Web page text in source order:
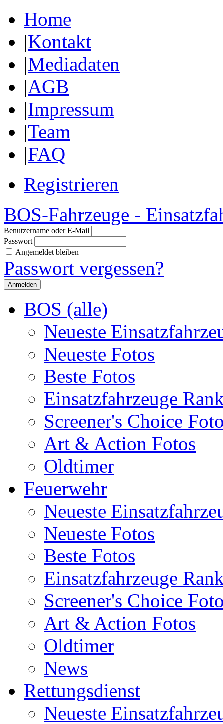
Home
|Kontakt
|Mediadaten
|AGB
|Impressum
|Team
|FAQ
Registrieren
BOS-Fahrzeuge -
Benutzername oder E-Mail
Passwort
Angemeldet bleiben
Passwort vergessen?
BOS (alle)
Neueste
Neueste Fotos
Beste Fotos
Einsatzfahrzeuge
Screener's Choice
Art & Action Fotos
Oldtimer
Feuerwehr
Neueste
Neueste Fotos
Beste Fotos
Einsatzfahrzeuge
Screener's Choice
Art & Action Fotos
Oldtimer
News
Rettungsdienst
Neueste